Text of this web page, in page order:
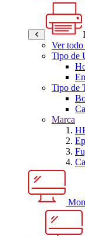
Ver
Tipo de
Tipo de
Marca